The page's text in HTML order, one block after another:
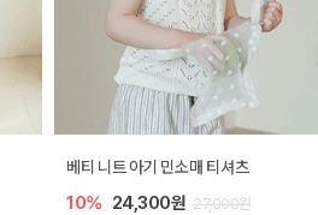
[SIZE ~6Y] 오뎃 라운지웨어
10% 20,700원 23,000원